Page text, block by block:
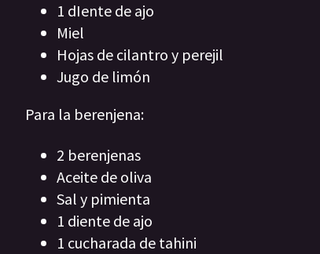
1 dIente de ajo
Miel
Hojas de cilantro y perejil
Jugo de limón
Para la berenjena:
2 berenjenas
Aceite de oliva
Sal y pimienta
1 diente de ajo
1 cucharada de tahini